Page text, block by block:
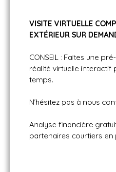
VISITE VIRTUELLE
EXTÉRIEUR SUR
CONSEIL : Faites une
réalité virtuelle interactif
temps.
N'hésitez pas à nous
Analyse financière
partenaires courtiers en